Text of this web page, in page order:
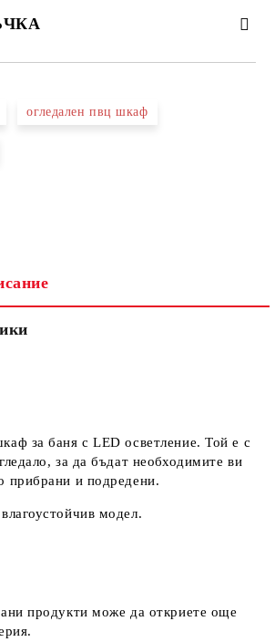
с
огледален пвц шкаф
за баня с LED осветление. Той е с
за да бъдат необходимите ви
прибрани и подредени.
модел.
продукти може да откриете още